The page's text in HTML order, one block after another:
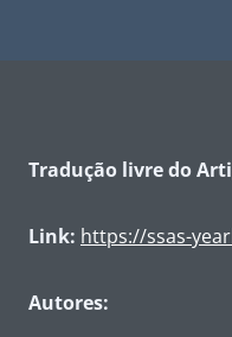
Tradução livre do
Link: https://ssas-
Autores: